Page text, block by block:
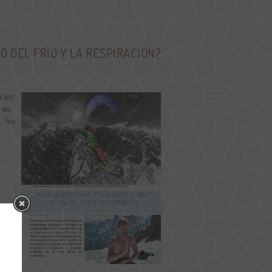
DEL FRÍO Y LA RESPIRACIÓN?
en
ha